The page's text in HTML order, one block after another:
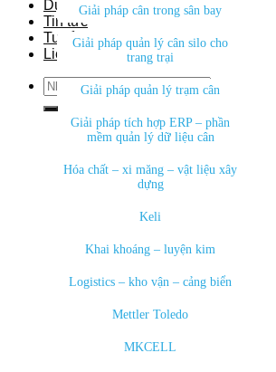
Dự án
Tin tức
Tuyển dụng
Liên hệ
Search
for:
Giải pháp cân trong sân bay
Giải pháp quản lý cân silo cho
trang trại
Giải pháp quản lý trạm cân
Giải pháp tích hợp ERP – phần
mềm quản lý dữ liệu cân
Hóa chất – xi măng – vật liệu xây
dựng
Keli
Khai khoáng – luyện kim
Logistics – kho vận – cảng biển
Mettler Toledo
MKCELL